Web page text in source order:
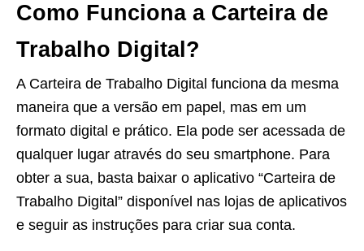
Como Funciona a Carteira de
Trabalho Digital?
A Carteira de Trabalho Digital funciona da mesma
maneira que a versão em papel, mas em um
formato digital e prático. Ela pode ser acessada de
qualquer lugar através do seu smartphone. Para
obter a sua, basta baixar o aplicativo “Carteira de
Trabalho Digital” disponível nas lojas de aplicativos
e seguir as instruções para criar sua conta.